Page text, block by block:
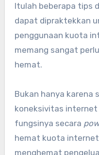
Itulah beberapa tips
dapat dipraktekkan
penggunaan kuota
memang sangat
hemat.
Bukan hanya karena
koneksivitas
fungsinya secara
hemat kuota
menghemat